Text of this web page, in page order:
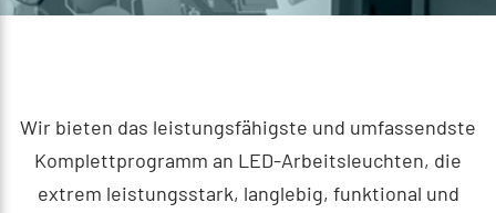
Wir bieten das leistungsfähigste und umfassendste
Komplettprogramm an LED-Arbeitsleuchten, die
extrem leistungsstark, langlebig, funktional und